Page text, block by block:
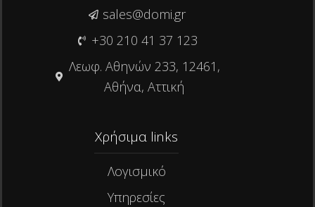
sales@domi.gr
+30 210 41 37 123
Λεωφ. Αθηνών 233, 12461,
Αθήνα, Αττική
Χρήσιμα links​
Λογισμικό
Υπηρεσίες